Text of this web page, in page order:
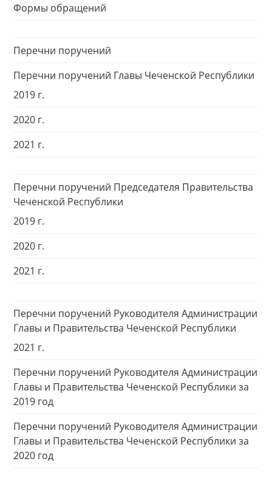
Формы обращений
Перечни поручений
Перечни поручений Главы Чеченской Республики
2019 г.
2020 г.
2021 г.
Перечни поручений Председателя Правительства
Чеченской Республики
2019 г.
2020 г.
2021 г.
Перечни поручений Руководителя Администрации
Главы и Правительства Чеченской Республики
2021 г.
Перечни поручений Руководителя Администрации
Главы и Правительства Чеченской Республики за
2019 год
Перечни поручений Руководителя Администрации
Главы и Правительства Чеченской Республики за
2020 год